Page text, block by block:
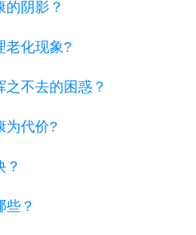
阴影？
老化现象?
不去的困惑？
为代价?
？